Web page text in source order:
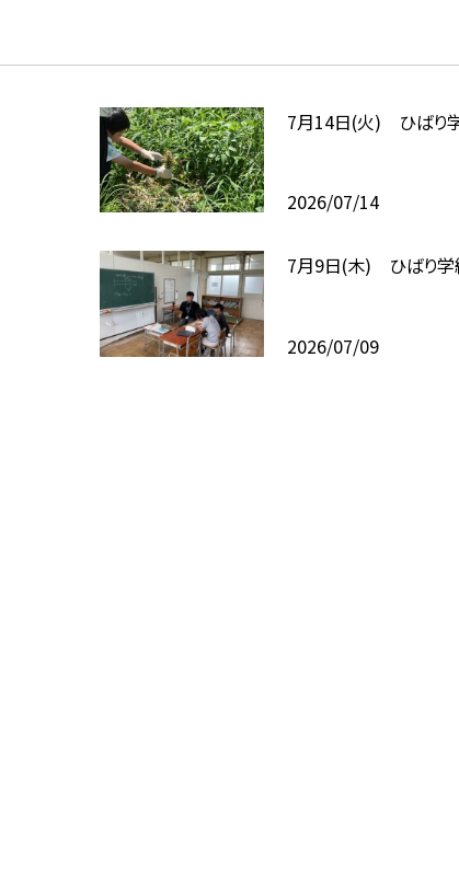
7月14日(火) ひばり
2026/07/14
7月9日(木) ひばり学
2026/07/09